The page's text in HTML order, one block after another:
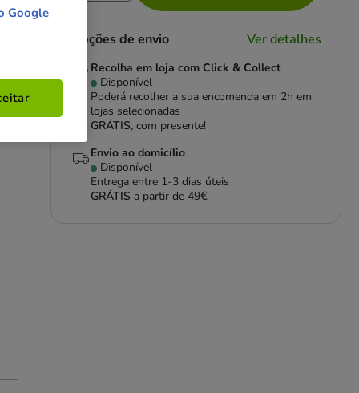
Opções de envio Ver detalhes
Recolha em loja com Click & Collect
Disponível
Poderá recolher a sua encomenda em 2h em
lojas selecionadas
GRÁTIS,com presente!
Envio ao domicílio
Disponível
Entrega entre 1-3 dias úteis
GRÁTIS a partir de 49€
Google